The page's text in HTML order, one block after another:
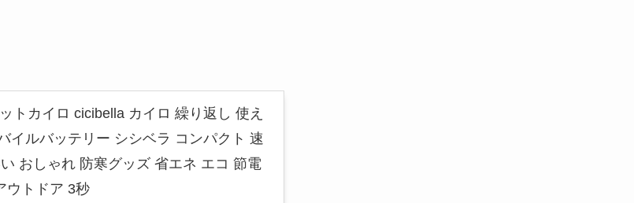
トカイロ cicibella カイロ 繰り返し 使え
イルバッテリー シシベラ コンパクト 速
おしゃれ 防寒グッズ 省エネ エコ 節電
ウトドア 3秒